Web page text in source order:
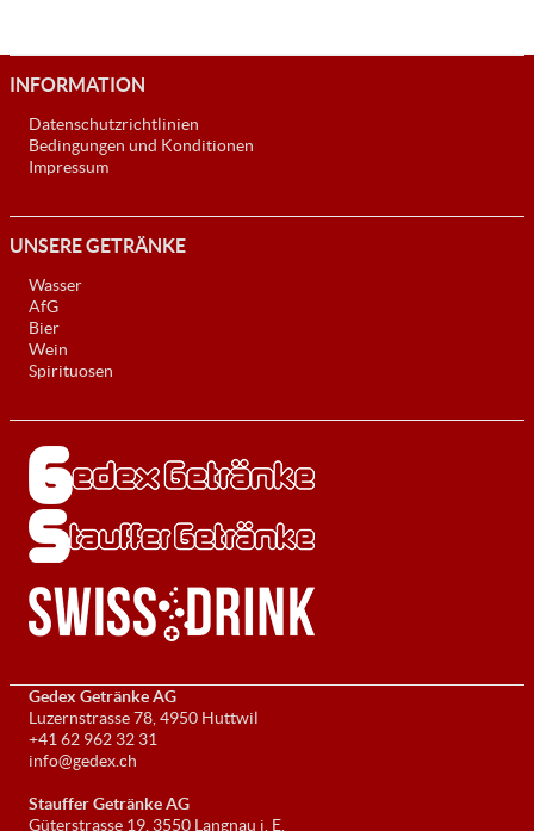
INFORMATION
Datenschutzrichtlinien
Bedingungen und Konditionen
Impressum
UNSERE GETRÄNKE
Wasser
AfG
Bier
Wein
Spirituosen
Gedex Getränke AG
Luzernstrasse 78, 4950 Huttwil
+41 62 962 32 31
info@gedex.ch
Stauffer Getränke AG
Güterstrasse 19, 3550 Langnau i. E.